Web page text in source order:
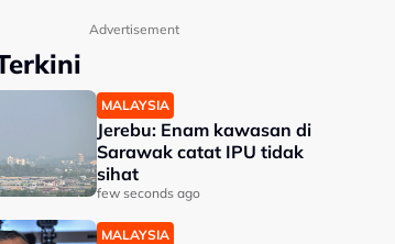
Advertisement
MALAYSIA
Jerebu: Enam kawasan di
Sarawak catat IPU tidak
sihat
few seconds ago
MALAYSIA